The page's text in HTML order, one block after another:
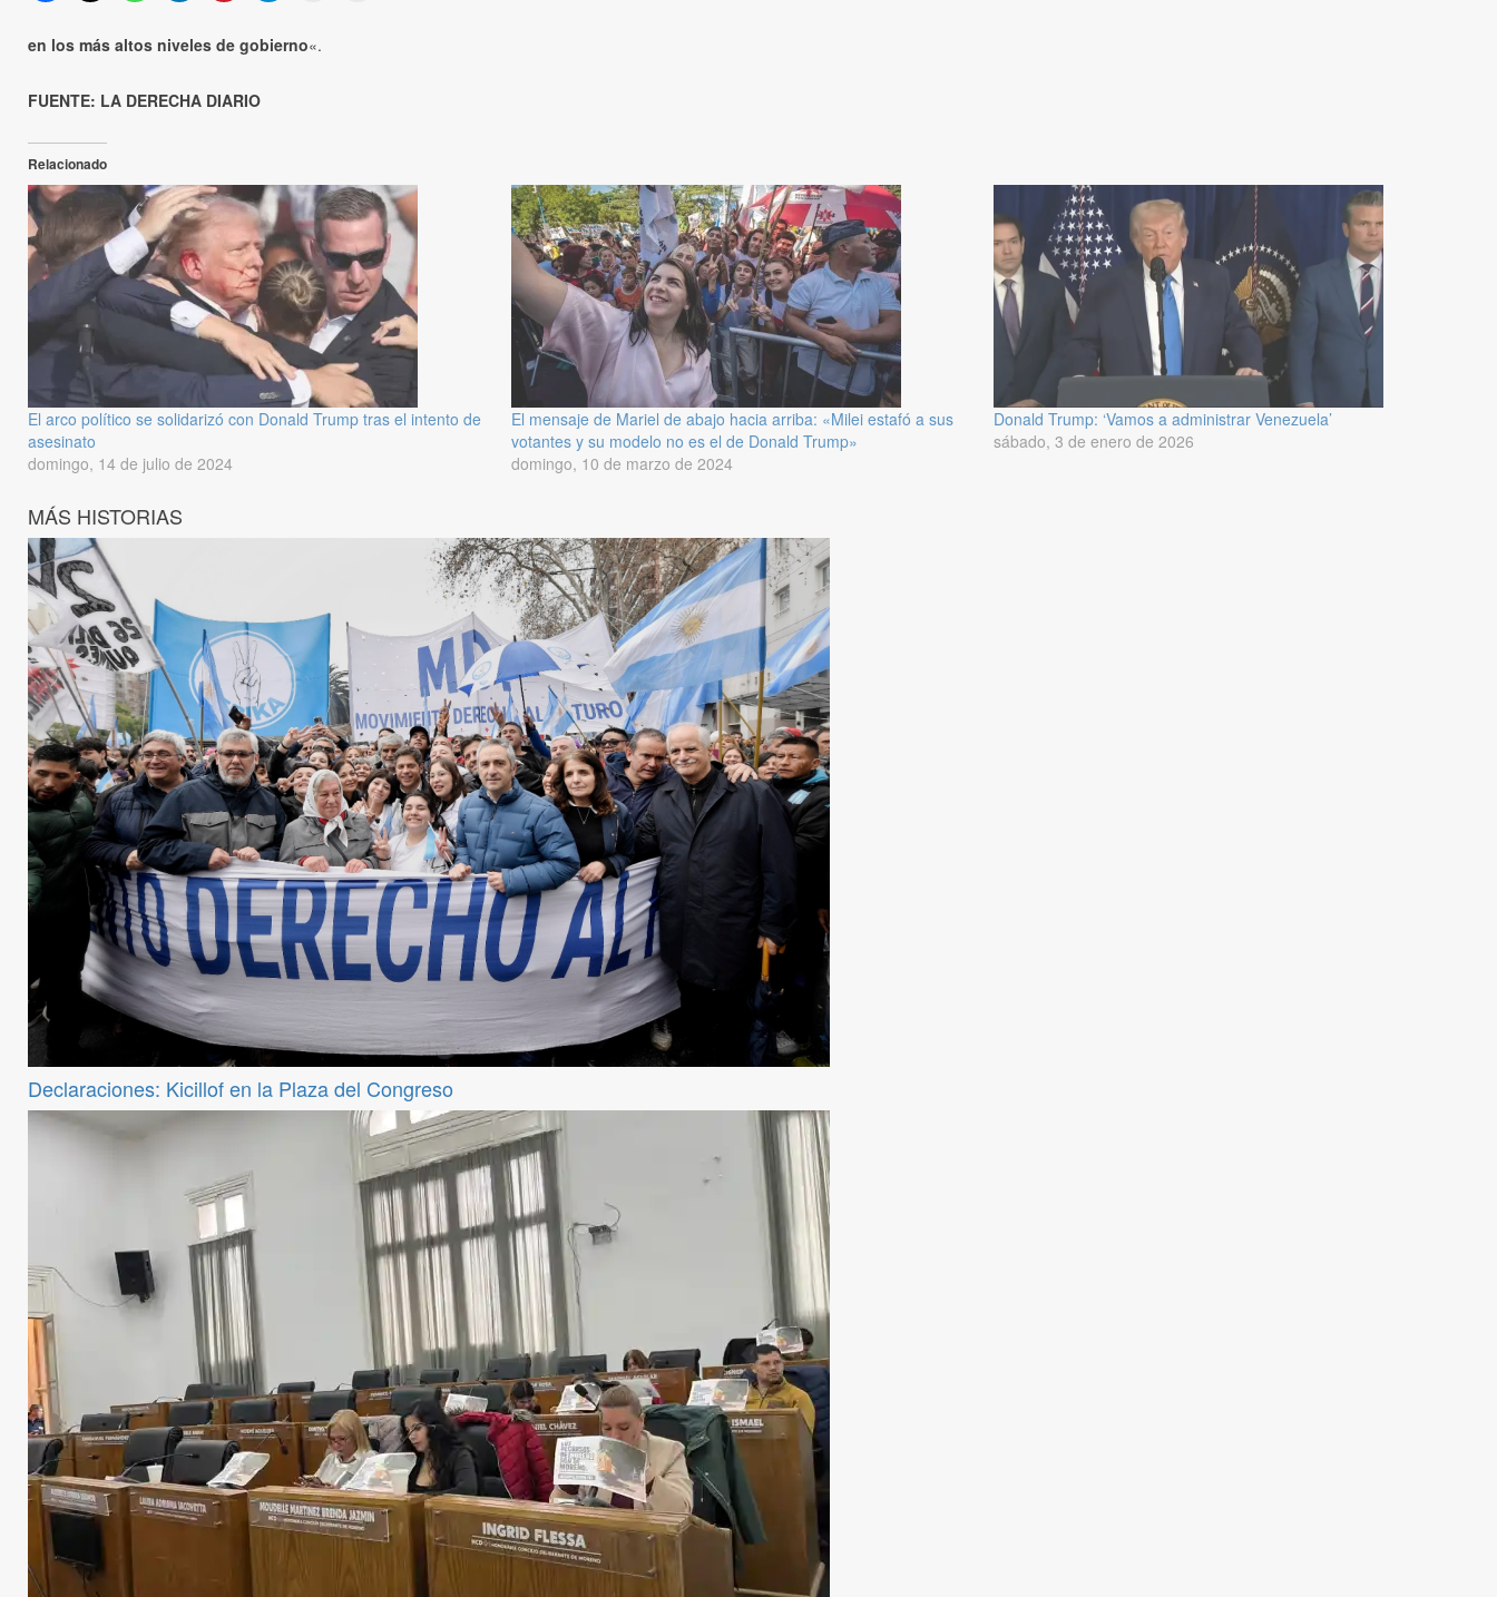
en los más altos niveles de gobierno«.
FUENTE: LA DERECHA DIARIO
Relacionado
El arco político se solidarizó con Donald Trump tras el intento de
asesinato
domingo, 14 de julio de 2024
El mensaje de Mariel de abajo hacia arriba: «Milei estafó a sus
votantes y su modelo no es el de Donald Trump»
domingo, 10 de marzo de 2024
Donald Trump: ‘Vamos a administrar Venezuela’
sábado, 3 de enero de 2026
MÁS HISTORIAS
Declaraciones: Kicillof en la Plaza del Congreso